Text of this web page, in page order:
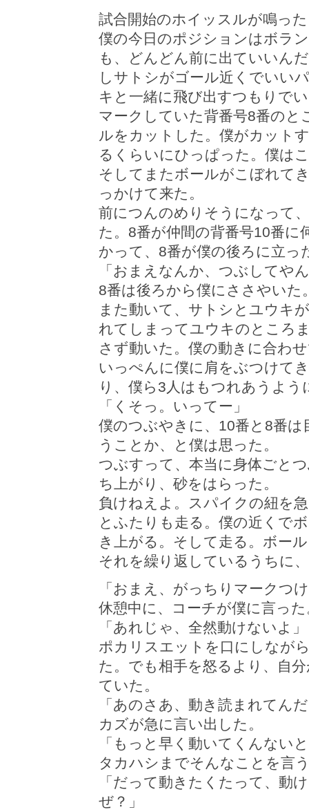
試合開始のホイッスルが鳴っ
僕の今日のポジションはボラ
も、どんどん前に出ていいん
しサトシがゴール近くでいい
キと一緒に飛び出すつもりで
マークしていた背番号8番の
ルをカットした。僕がカット
るくらいにひっぱった。僕は
そしてまたボールがこぼれて
っかけて来た。
前につんのめりそうになって
た。8番が仲間の背番号10番
かって、8番が僕の後ろに立っ
「おまえなんか、つぶしてや
8番は後ろから僕にささやい
また動いて、サトシとユウキ
れてしまってユウキのところ
さず動いた。僕の動きに合わ
いっぺんに僕に肩をぶつけて
り、僕ら3人はもつれあうよう
「くそっ。いってー」
僕のつぶやきに、10番と8番
うことか、と僕は思った。
つぶすって、本当に身体ごと
ち上がり、砂をはらった。
負けねえよ。スパイクの紐を
とふたりも走る。僕の近くで
き上がる。そして走る。ボー
それを繰り返しているうちに
「おまえ、がっちりマークつ
休憩中に、コーチが僕に言った
「あれじゃ、全然動けないよ」
ポカリスエットを口にしなが
た。でも相手を怒るより、自
ていた。
「あのさあ、動き読まれてん
カズが急に言い出した。
「もっと早く動いてくんない
タカハシまでそんなことを言
「だって動きたくたって、動
ぜ？」